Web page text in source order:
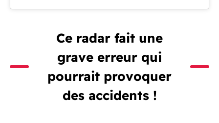
Ce radar fait une
grave erreur qui
pourrait provoquer
des accidents !